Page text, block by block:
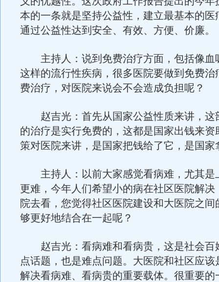
本的一条就是坚持公益性，建立最基本的医
通过公益性达到安全、有效、方便、价廉。
主持人：说到免费治疗方面，包括像血
这样的流行性疾病，很多医院要做到免费治
费治疗，对医院来说会不会造成负担呢？
赵吉光：首先从国家公益性质来讲，这
的治疗是实行免费的，这都是国家出钱来资
策对医院来讲，是国家把钱给了它，是国家
主持人：以前大家感觉看病难，尤其是
更难，今年人们希望小的病在社区医院解决
院去看，您觉得社区医院建设和大医院之间
够更好地结合在一起呢？
赵吉光：看病难和看病贵，这是社会百
点话题，也是难点问题。大医院和社区应该
解决看病难、看病贵的重要载体。很重要的